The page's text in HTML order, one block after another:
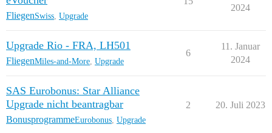
FliegenSwiss Upgrade
2024
Upgrade Rio - FRA, LH501
FliegenMiles-and-More Upgrade
6
11. Januar
2024
SAS Eurobonus: Star Alliance
Upgrade nicht beantragbar
BonusprogrammeEurobonus Upgrade
2 20. Juli 2023